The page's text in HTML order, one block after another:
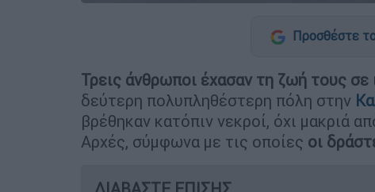
Προσθέστε
Τρεις άνθρωποι έχασαν τη ζωή τους σε
δεύτερη πολυπληθέστερη πόλη στην
βρέθηκαν κατόπιν νεκροί, όχι μακριά
Αρχές, σύμφωνα με τις οποίες οι